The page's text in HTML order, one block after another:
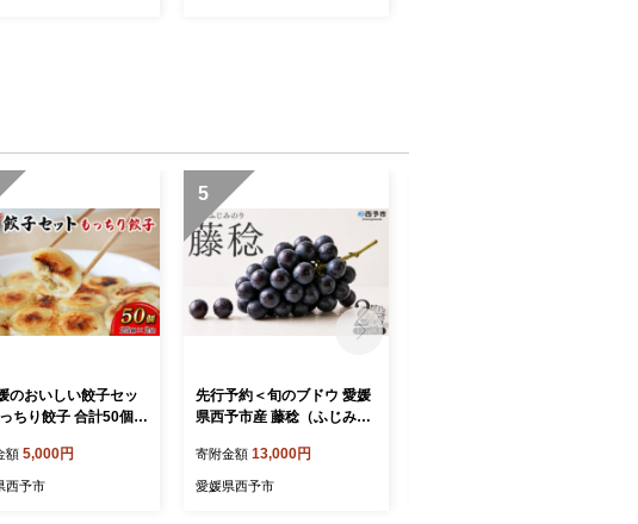
のおいしい餃子セッ
っちり餃子 合計50個(2
国産 丸餃子 もっち
野菜 ブランド豚 鍋
額 5,000円
西予市
5
先行予約＜旬のブドウ 愛媛
県西予市産 藤稔（ふじみの
『2026年8月上旬から9月上
旬迄に順次出荷予定』 果物
寄附金額 13,000円
愛媛県西予市